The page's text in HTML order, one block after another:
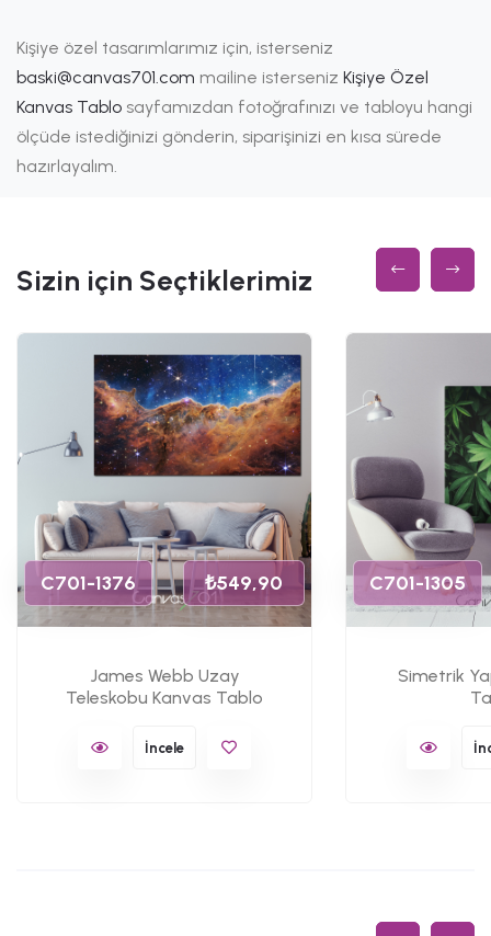
Kişiye özel tasarımlarımız için, isterseniz
baski@canvas701.com mailine isterseniz Kişiye Özel
Kanvas Tablo sayfamızdan fotoğrafınızı ve tabloyu hangi
ölçüde istediğinizi gönderin, siparişinizi en kısa sürede
hazırlayalım.
Sizin için Seçtiklerimiz
C701-1376 ₺549,90
James Webb Uzay
Teleskobu Kanvas Tablo
İncele
C701-1305
Simetrik